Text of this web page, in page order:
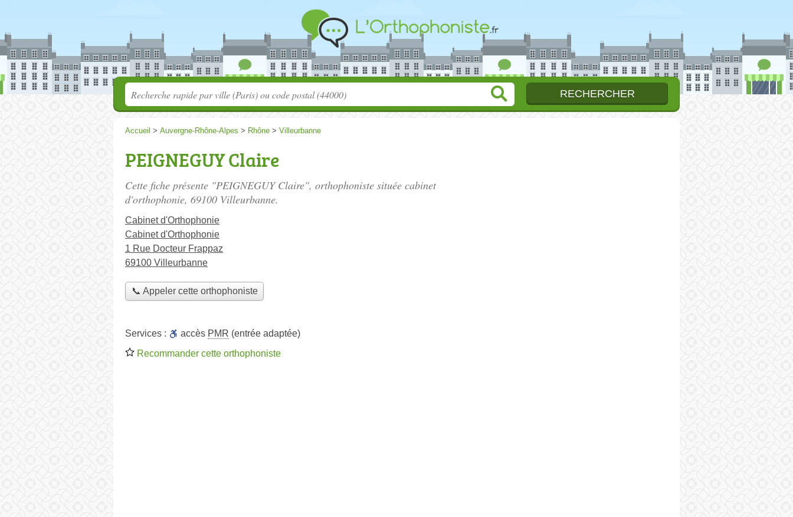
Accueil > Auvergne-Rhône-Alpes > Rhône > Villeurbanne
PEIGNEGUY Claire
Cette fiche présente "PEIGNEGUY Claire", orthophoniste située cabinet
d'orthophonie, 69100 Villeurbanne.
Cabinet d'Orthophonie
Cabinet d'Orthophonie
1 Rue Docteur Frappaz
69100 Villeurbanne
📞 Appeler cette orthophoniste
Services : accès PMR (entrée adaptée)
Recommander cette orthophoniste